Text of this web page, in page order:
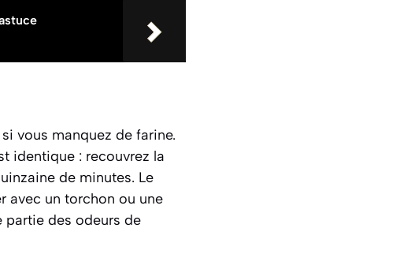
vous manquez de farine.
identique : recouvrez la
de minutes. Le
avec un torchon ou une
partie des odeurs de